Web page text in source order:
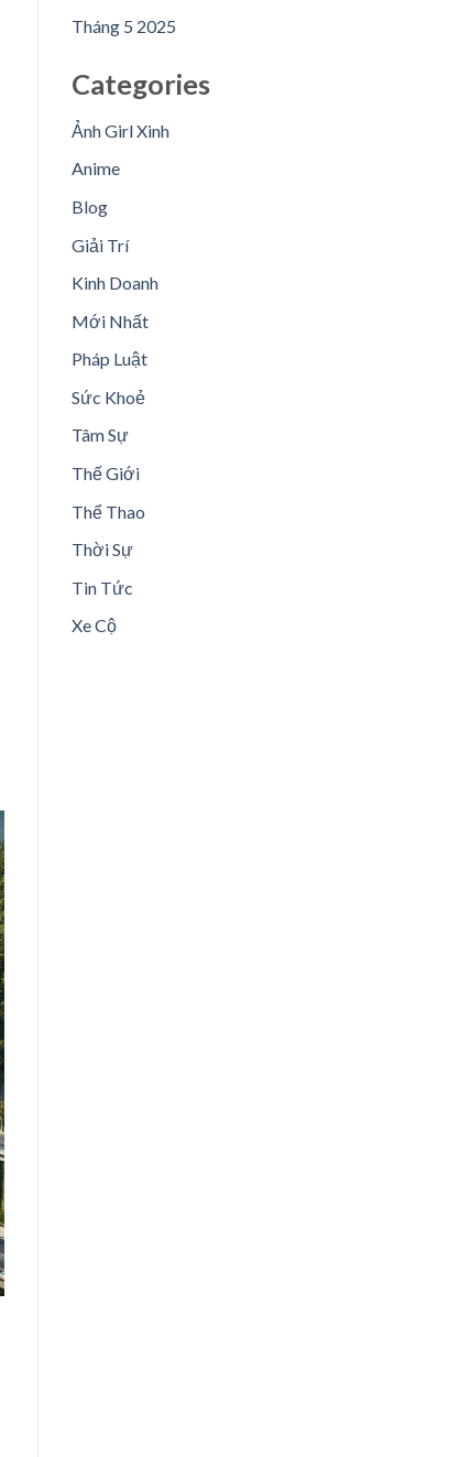
Tháng 5 2025
Categories
Ảnh Girl Xinh
Anime
Blog
Giải Trí
Kinh Doanh
Mới Nhất
Pháp Luật
Sức Khoẻ
Tâm Sự
Thế Giới
Thể Thao
Thời Sự
Tin Tức
Xe Cộ